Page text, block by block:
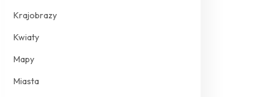
Krajobrazy
Kwiaty
Mapy
Miasta